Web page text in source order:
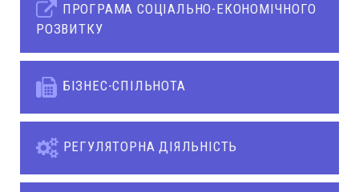
ПРОГРАМА СОЦІАЛЬНО-ЕКОНОМІЧНОГО
РОЗВИТКУ
БІЗНЕС-СПІЛЬНОТА
РЕГУЛЯТОРНА ДІЯЛЬНІСТЬ